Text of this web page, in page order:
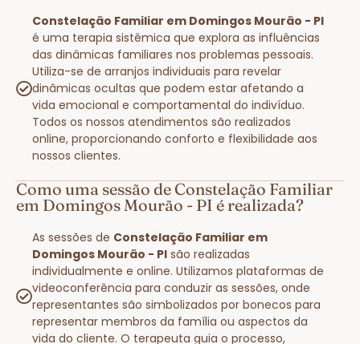
Constelação Familiar em Domingos Mourão - PI
é uma terapia sistêmica que explora as influências
das dinâmicas familiares nos problemas pessoais.
Utiliza-se de arranjos individuais para revelar
dinâmicas ocultas que podem estar afetando a
vida emocional e comportamental do indivíduo.
Todos os nossos atendimentos são realizados
online, proporcionando conforto e flexibilidade aos
nossos clientes.
Como uma sessão de Constelação Familiar
em Domingos Mourão - PI é realizada?
As sessões de Constelação Familiar em
Domingos Mourão - PI são realizadas
individualmente e online. Utilizamos plataformas de
videoconferência para conduzir as sessões, onde
representantes são simbolizados por bonecos para
representar membros da família ou aspectos da
vida do cliente. O terapeuta guia o processo,